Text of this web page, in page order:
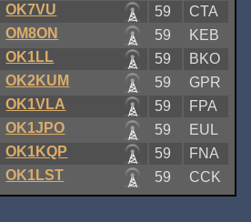
OK7VU 59
CTA
OM8ON 59
KEB
OK1LL 59
BKO
OK2KUM 59
GPR
OK1VLA 59
FPA
OK1JPO 59
EUL
OK1KQP 59
FNA
OK1LST 59 CCK